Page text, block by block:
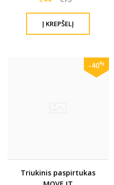
-40%
Triukinis paspirtukas